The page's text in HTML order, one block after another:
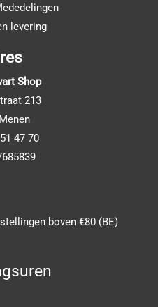
levering
Shop
213
47 70
boven €80 (BE)